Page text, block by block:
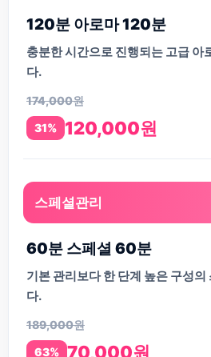
120분 아로마 120분
충분한 시간으로 진행되는 고급 아
다.
174,000원
31%
120,000원
스페셜관리
60분 스페셜 60분
기본 관리보다 한 단계 높은 구성
다.
189,000원
63% 70,000원